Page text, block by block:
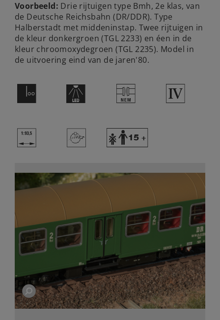
Voorbeeld: Drie rijtuigen type Bmh, 2e klas, van
de Deutsche Reichsbahn (DR/DDR). Type
Halberstadt met middeninstap. Twee rijtuigen in
de kleur donkergroen (TGL 2233) en éen in de
kleur chroomoxydegroen (TGL 2235). Model in
de uitvoering eind van de jaren'80.
L + U 4
} > Y